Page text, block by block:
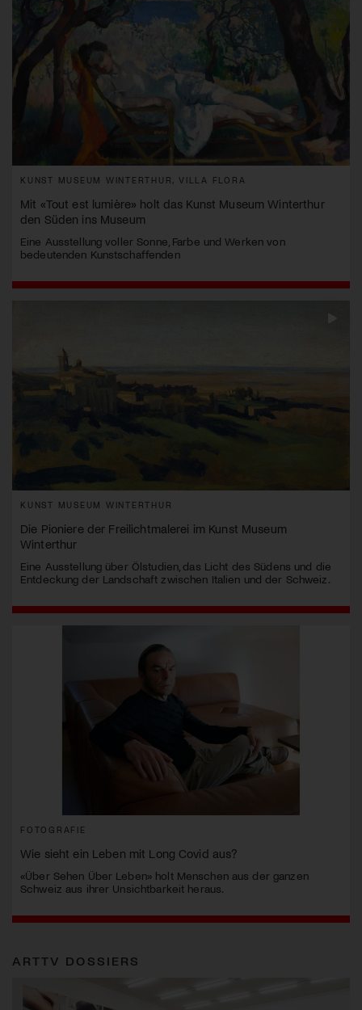
KUNST MUSEUM WINTERTHUR, VILLA FLORA
Mit «Tout est lumière» holt das Kunst Museum Winterthur
den Süden ins Museum
Eine Ausstellung voller Sonne, Farbe und Werken von
bedeutenden Kunstschaffenden
KUNST MUSEUM WINTERTHUR
Die Pioniere der Freilichtmalerei im Kunst Museum
Winterthur
Eine Ausstellung über Ölstudien, das Licht des Südens und die
Entdeckung der Landschaft zwischen Italien und der Schweiz.
FOTOGRAFIE
Wie sieht ein Leben mit Long Covid aus?
«Über Sehen Über Leben» holt Menschen aus der ganzen
Schweiz aus ihrer Unsichtbarkeit heraus.
ARTTV DOSSIERS